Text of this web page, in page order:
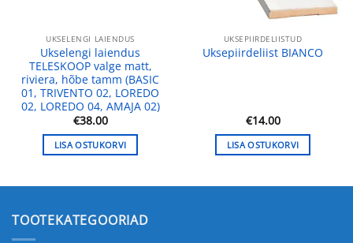
UKSELENGI LAIENDUS
Ukselengi laiendus
TELESKOOP valge matt,
riviera, hõbe tamm (BASIC
01, TRIVENTO 02, LOREDO
02, LOREDO 04, AMAJA 02)
€38.00
LISA OSTUKORVI
UKSEPIIRDELIISTUD
Uksepiirdeliist BIANCO
€14.00
LISA OSTUKORVI
TOOTEKATEGOORIAD